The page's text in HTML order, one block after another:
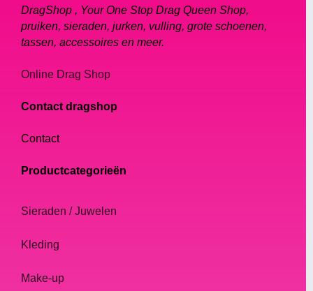
DragShop , Your One Stop Drag Queen Shop,
pruiken, sieraden, jurken, vulling, grote schoenen,
tassen, accessoires en meer.
Online Drag Shop
Contact dragshop
Contact
Productcategorieën
Sieraden / Juwelen
Kleding
Make-up